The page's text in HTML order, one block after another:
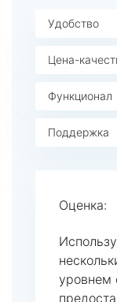
Удобство
Цена-
Функционал
Поддержка
Оценка:
уровнем